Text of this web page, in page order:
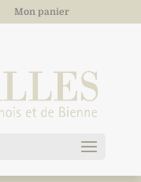
Mon panier